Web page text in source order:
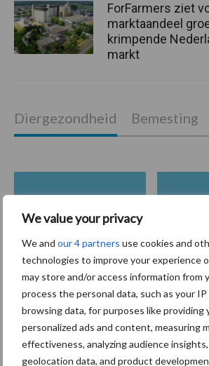
We value your privacy
We and our 4 partners use cookies and
technologies to improve your experience
may store and/or access information from
process the personal data, such as your IP
browsing data, for purposes like providing
personalized ads and content, measuring
effectiveness, analyzing audience
geolocation data, and product
Primaire
Recent nieuws
ForFarmers ziet
marktaandeel
krimpende
markt
Diergezondheid Bemesting
Toon meer